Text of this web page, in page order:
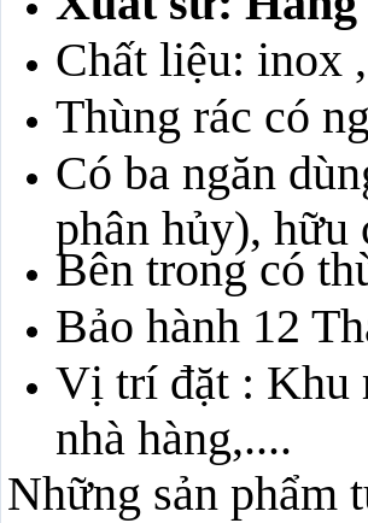
Chất liệu: inox
Thùng rác có
Có ba ngăn
phân hủy), hữu
Bên trong có
Bảo hành 12
Vị trí đặt : Khu
nhà hàng,....
Những sản phẩm